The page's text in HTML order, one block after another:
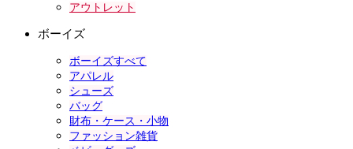
アウトレット
ボーイズ
ボーイズすべて
アパレル
シューズ
バッグ
財布・ケース・小物
ファッション雑貨